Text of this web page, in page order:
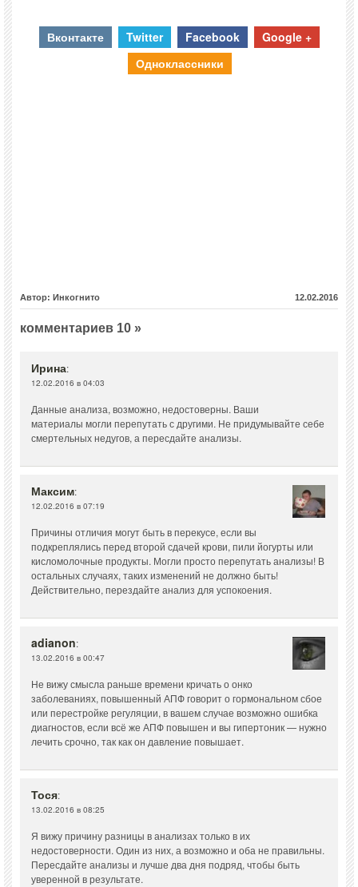
Вконтакте Twitter Facebook
Google +
Одноклассники
Автор: Инкогнито 12.02.2016
комментариев 10 »
Ирина:
12.02.2016 в 04:03
Данные анализа, возможно, недостоверны. Ваши
материалы могли перепутать с другими. Не придумывайте себе
смертельных недугов, а пересдайте анализы.
Максим:
12.02.2016 в 07:19
Причины отличия могут быть в перекусе, если вы
подкреплялись перед второй сдачей крови, пили йогурты или
кисломолочные продукты. Могли просто перепутать анализы! В
остальных случаях, таких изменений не должно быть!
Действительно, перездайте анализ для успокоения.
adianon:
13.02.2016 в 00:47
Не вижу смысла раньше времени кричать о онко
заболеваниях, повышенный АПФ говорит о гормональном сбое
или перестройке регуляции, в вашем случае возможно ошибка
диагностов, если всё же АПФ повышен и вы гипертоник — нужно
лечить срочно, так как он давление повышает.
Тося:
13.02.2016 в 08:25
Я вижу причину разницы в анализах только в их
недостоверности. Один из них, а возможно и оба не правильны.
Пересдайте анализы и лучше два дня подряд, чтобы быть
уверенной в результате.